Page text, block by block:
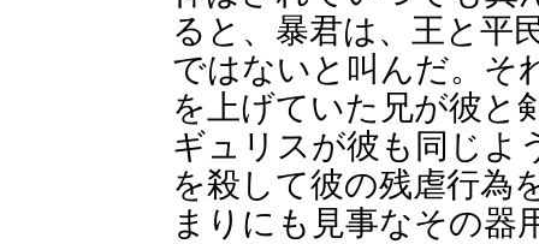
ると、暴君は、王と平
ではないと叫んだ。そ
を上げていた兄が彼と
ギュリスが彼も同じよ
を殺して彼の残虐行為
まりにも見事なその器